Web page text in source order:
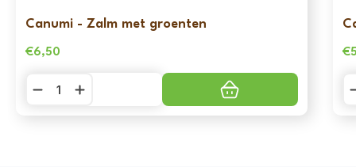
Canumi - Zalm met groenten
€6,50 €